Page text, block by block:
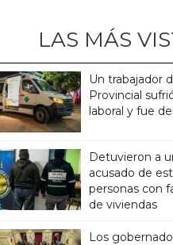
LAS MÁS
Un trabajador
Provincial
laboral y fue
Detuvieron a
acusado de
personas con
de viviendas
Los